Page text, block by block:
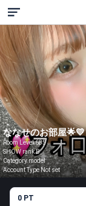
ななせのお部屋🌟💛
Room Level 685
SHOW rank B
Category model
Account Type Not set
0 PT